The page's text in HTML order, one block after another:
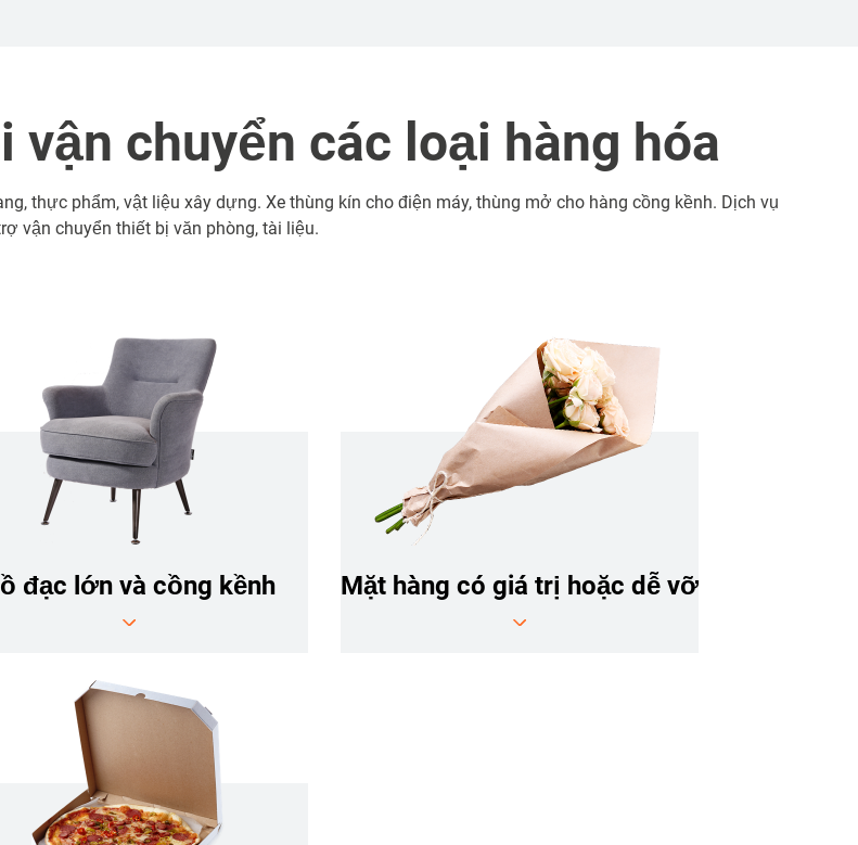
Dịch vụ xe tải chở hàng tuyến Hà Nội - Đà
Nẵng, Huế, Quảng Nam
Nha Trang, Bình Thuận, Ninh Thuận, Phú
Yên, Bình Định
Dịch vụ xe tải chở hàng tuyến Hà Nội đến
nhiều tỉnh khác, đáp ứng nhu cầuthuê xe
tải Bình Dương, TP.HCM, Đồng Nai, Bình
vận chuyển các loại hàng hóa
thực phẩm, vật liệu xây dựng. Xe thùng kín cho điện máy, thùng mở cho hàng cồng kềnh. Dịch vụ
vận chuyển thiết bị văn phòng, tài liệu.
đạc lớn và cồng kềnh Mặt hàng có giá trị hoặc dễ vỡ